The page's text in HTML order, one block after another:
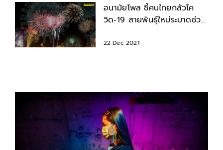
อนามัยโพล ชี้คนไทยกลัวโค
วิด-19 สายพันธุ์ใหม่ระบาดช่วง
22 Dec 2021